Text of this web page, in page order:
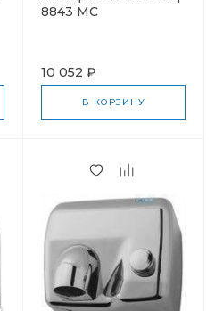
8843 MC
10 052 ₽
В КОРЗИНУ